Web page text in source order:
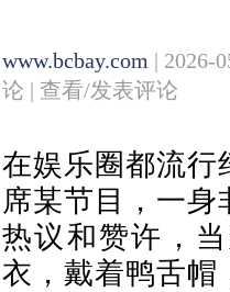
www.bcbay.com | 2026-
论 | 查看/发表评论
在娱乐圈都流行
席某节目，一
热议和赞许，
衣，戴着鸭舌帽